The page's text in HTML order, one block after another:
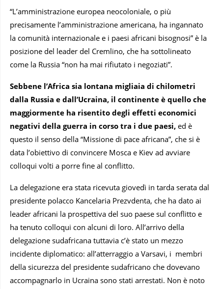
“L’amministrazione europea neocoloniale, o più
precisamente l’amministrazione americana, ha ingannato
la comunità internazionale e i paesi africani bisognosi” è la
posizione del leader del Cremlino, che ha sottolineato
come la Russia “non ha mai rifiutato i negoziati”.
Sebbene l’Africa sia lontana migliaia di chilometri
dalla Russia e dall’Ucraina, il continente è quello che
maggiormente ha risentito degli effetti economici
negativi della guerra in corso tra i due paesi, ed è
questo il senso della “Missione di pace africana”, che si è
data l’obiettivo di convincere Mosca e Kiev ad avviare
colloqui volti a porre fine al conflitto.
La delegazione era stata ricevuta giovedì in tarda serata dal
presidente polacco Kancelaria Prezvdenta, che ha dato ai
leader africani la prospettiva del suo paese sul conflitto e
ha tenuto colloqui con alcuni di loro. All’arrivo della
delegazione sudafricana tuttavia c’è stato un mezzo
incidente diplomatico: all’atterraggio a Varsavi, i membri
della sicurezza del presidente sudafricano che dovevano
accompagnarlo in Ucraina sono stati arrestati. Non è noto